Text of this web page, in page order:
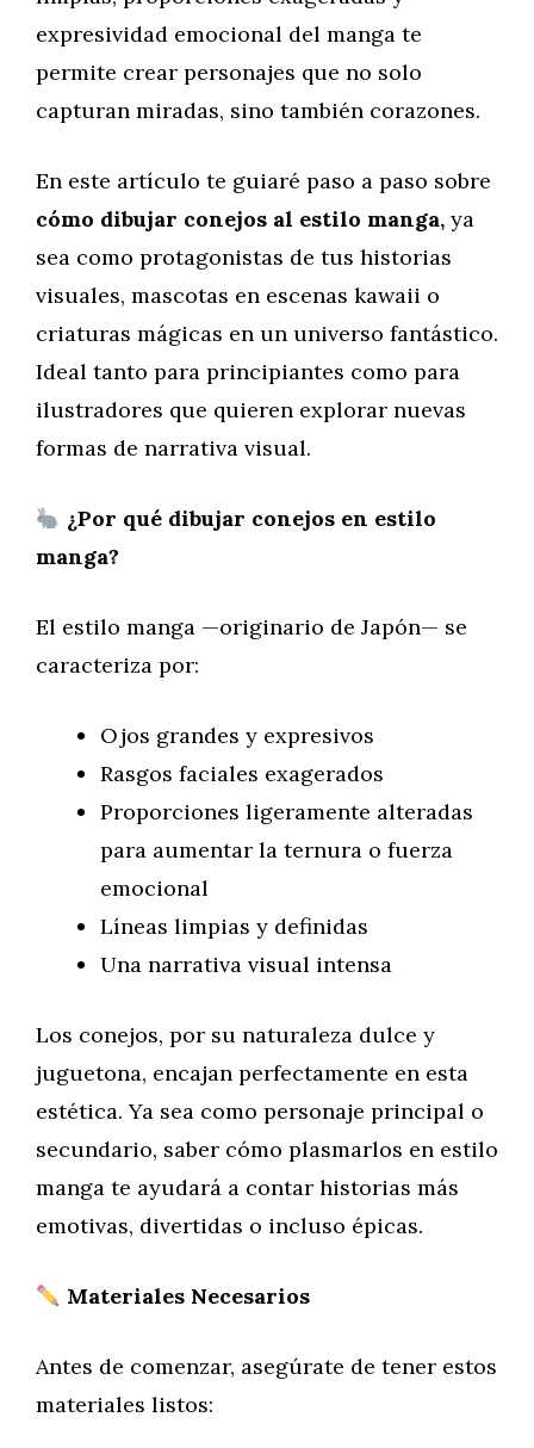
expresividad emocional del manga te
permite crear personajes que no solo
capturan miradas, sino también corazones.
En este artículo te guiaré paso a paso sobre
cómo dibujar conejos al estilo manga, ya
sea como protagonistas de tus historias
visuales, mascotas en escenas kawaii o
criaturas mágicas en un universo fantástico.
Ideal tanto para principiantes como para
ilustradores que quieren explorar nuevas
formas de narrativa visual.
¿Por qué dibujar conejos en estilo
manga?
El estilo manga —originario de Japón— se
caracteriza por:
Ojos grandes y expresivos
Rasgos faciales exagerados
Proporciones ligeramente alteradas
para aumentar la ternura o fuerza
emocional
Líneas limpias y definidas
Una narrativa visual intensa
Los conejos, por su naturaleza dulce y
juguetona, encajan perfectamente en esta
estética. Ya sea como personaje principal o
secundario, saber cómo plasmarlos en estilo
manga te ayudará a contar historias más
emotivas, divertidas o incluso épicas.
Materiales Necesarios
Antes de comenzar, asegúrate de tener estos
materiales listos: